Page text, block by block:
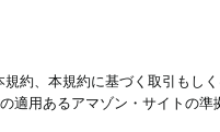
約、本規約に基づく取引もし
適用あるアマゾン・サイトの